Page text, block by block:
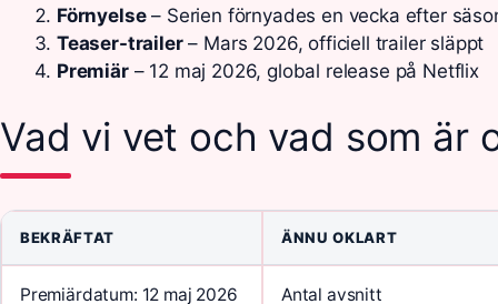
Förnyelse– Serien förnyades en vecka efter
Teaser-trailer– Mars 2026, officiell trailer släppt
Premiär– 12 maj 2026, global release på Netflix
Vad vi vet och vad som är
BEKRÄFTAT ÄNNU OKLART
Premiärdatum: 12 maj 2026 Antal avsnitt